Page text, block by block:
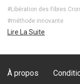
#Libération des Fibres
#méthode innovante
Lire La Suite
À propos